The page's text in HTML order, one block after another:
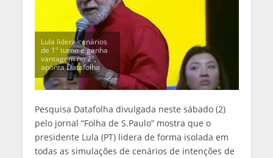
Lula lidera cenários
de 1º turno e ganha
vantagem no 2°,
aponta Datafolha
Pesquisa Datafolha divulgada neste sábado (2)
pelo jornal “Folha de S.Paulo” mostra que o
presidente Lula (PT) lidera de forma isolada em
todas as simulações de cenários de intenções de